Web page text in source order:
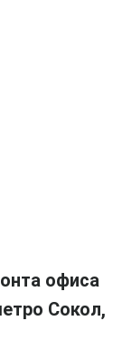
офиса
Сокол,